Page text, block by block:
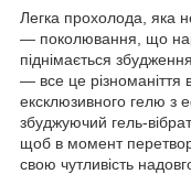
Легка прохолода, яка
— поколювання, що
піднімається
— все це різноманіття
ексклюзивного гелю з
збуджуючий гель-
щоб в момент
свою чутливість